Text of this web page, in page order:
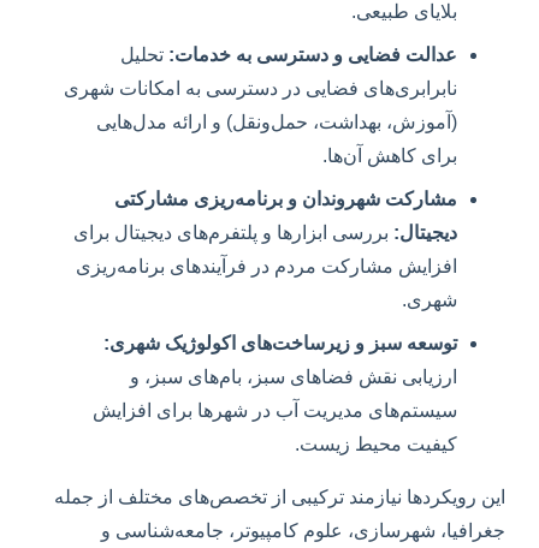
بلایای طبیعی.
عدالت فضایی و دسترسی به خدمات: تحلیل
نابرابری‌های فضایی در دسترسی به امکانات شهری
(آموزش، بهداشت، حمل‌ونقل) و ارائه مدل‌هایی
برای کاهش آن‌ها.
مشارکت شهروندان و برنامه‌ریزی مشارکتی
دیجیتال: بررسی ابزارها و پلتفرم‌های دیجیتال برای
افزایش مشارکت مردم در فرآیندهای برنامه‌ریزی
شهری.
توسعه سبز و زیرساخت‌های اکولوژیک شهری:
ارزیابی نقش فضاهای سبز، بام‌های سبز، و
سیستم‌های مدیریت آب در شهرها برای افزایش
کیفیت محیط زیست.
این رویکردها نیازمند ترکیبی از تخصص‌های مختلف از جمله
جغرافیا، شهرسازی، علوم کامپیوتر، جامعه‌شناسی و